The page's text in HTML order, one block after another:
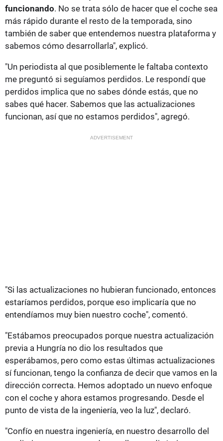
funcionando. No se trata sólo de hacer que el coche sea
más rápido durante el resto de la temporada, sino
también de saber que entendemos nuestra plataforma y
sabemos cómo desarrollarla", explicó.
"Un periodista al que posiblemente le faltaba contexto
me preguntó si seguíamos perdidos. Le respondí que
perdidos implica que no sabes dónde estás, que no
sabes qué hacer. Sabemos que las actualizaciones
funcionan, así que no estamos perdidos", agregó.
ADVERTISEMENT
"Si las actualizaciones no hubieran funcionado, entonces
estaríamos perdidos, porque eso implicaría que no
entendíamos muy bien nuestro coche", comentó.
"Estábamos preocupados porque nuestra actualización
previa a Hungría no dio los resultados que
esperábamos, pero como estas últimas actualizaciones
sí funcionan, tengo la confianza de decir que vamos en la
dirección correcta. Hemos adoptado un nuevo enfoque
con el coche y ahora estamos progresando. Desde el
punto de vista de la ingeniería, veo la luz", declaró.
"Confío en nuestra ingeniería, en nuestro desarrollo del